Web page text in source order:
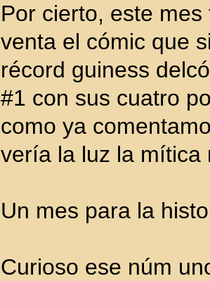
Por cierto, este
venta el cómic que
récord guiness
#1 con sus cuatro
como ya
vería la luz la mítica
Un mes para la
Curioso ese núm